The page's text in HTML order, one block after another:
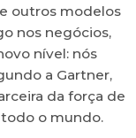
outros modelos
nos negócios,
nível: nós
a Gartner,
da força de
o mundo.